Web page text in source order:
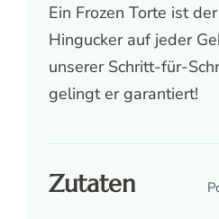
Ein Frozen Torte ist
Hingucker auf jeder
unserer Schritt-für-
gelingt er garantiert!
Zutaten